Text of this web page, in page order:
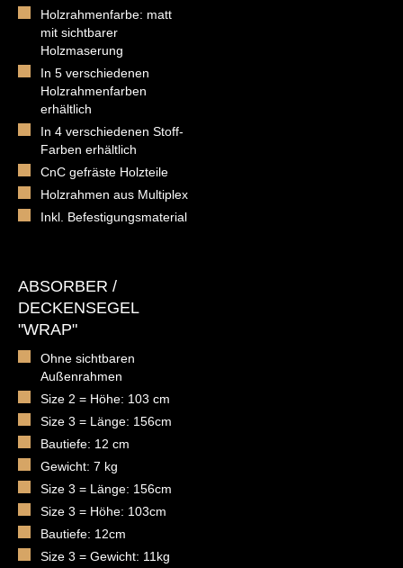
Holzrahmenfarbe: matt
mit sichtbarer
Holzmaserung
In 5 verschiedenen
Holzrahmenfarben
erhältlich
In 4 verschiedenen Stoff-
Farben erhältlich
CnC gefräste Holzteile
Holzrahmen aus Multiplex
Inkl. Befestigungsmaterial
ABSORBER /
DECKENSEGEL
"WRAP"
Ohne sichtbaren
Außenrahmen
Size 2 = Höhe: 103 cm
Size 3 = Länge: 156cm
Bautiefe: 12 cm
Gewicht: 7 kg
Size 3 = Länge: 156cm
Size 3 = Höhe: 103cm
Bautiefe: 12cm
Size 3 = Gewicht: 11kg